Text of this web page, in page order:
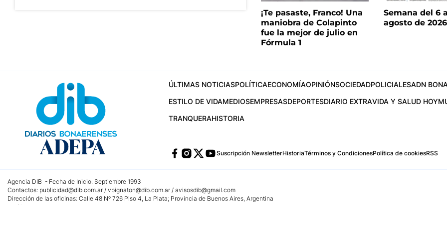
¡Te pasaste, Franco! Una
maniobra de Colapinto
fue la mejor de julio en
Fórmula 1
Semana del 6
agosto de 2026
ÚLTIMAS NOTICIASPOLÍTICAECONOMÍAOPINIÓNSOCIEDADPOLICIALESADN
ESTILO DE VIDAMEDIOSEMPRESASDEPORTESDIARIO EXTRAVIDA Y SALUD HOY
TRANQUERAHISTORIA
Suscripción NewsletterHistoriaTérminos y CondicionesPolítica de cookiesRSS
Agencia DIB - Fecha de Inicio: Septiembre 1993
Contactos: publicidad@dib.com.ar / vpignaton@dib.com.ar / avisosdib@gmail.com
Dirección de las oficinas: Calle 48 Nº 726 Piso 4, La Plata; Provincia de Buenos Aires, Argentina
Teléfono: +5492215022421 - Whatsapp: +5492215031783